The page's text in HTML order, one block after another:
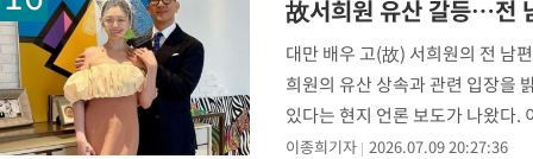
故서희원 유산 갈등…전
대만 배우 고(故) 서희원의 전 남
희원의 유산 상속과 관련 입장을
있다는 현지 언론 보도가 나왔다.
이종희기자 2026.07.09 20:27:36